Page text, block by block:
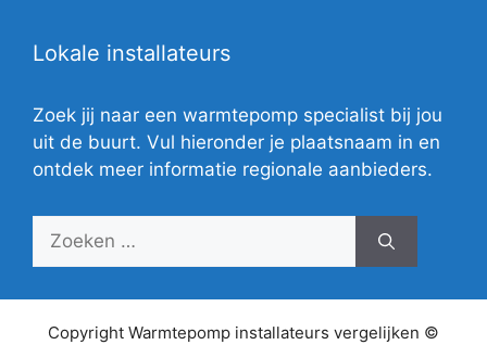
Lokale installateurs
Zoek jij naar een warmtepomp specialist bij jou
uit de buurt. Vul hieronder je plaatsnaam in en
ontdek meer informatie regionale aanbieders.
Zoek
Copyright Warmtepomp installateurs vergelijken ©